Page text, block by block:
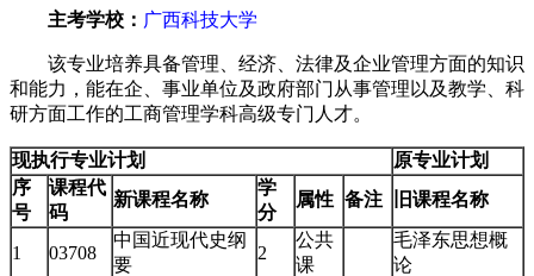
主考学校： 广西科技大学
该专业培养具备管理、经济、法律及企业管理方面的知识
和能力，能在企、事业单位及政府部门从事管理以及教学、科
研方面工作的工商管理学科高级专门人才。
现执行专业计划
原专业计划
序
号
课程代
码
新课程名称
学
分
属性 备注 旧课程名称
1 03708
中国近现代史纲
要
2
公共
课
毛泽东思想概
论